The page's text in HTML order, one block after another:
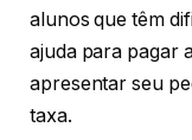
alunos que têm
ajuda para pagar
apresentar seu
taxa.